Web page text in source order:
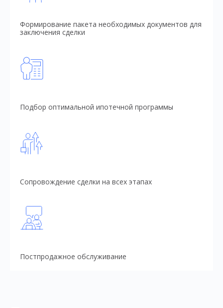
Формирование пакета необходимых документов для
заключения сделки
Подбор оптимальной ипотечной программы
Сопровождение сделки на всех этапах
Постпродажное обслуживание